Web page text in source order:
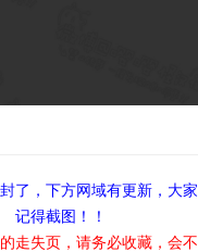
了，下方网域有更新，大家
记得截图！！
走失页，请务必收藏，会不